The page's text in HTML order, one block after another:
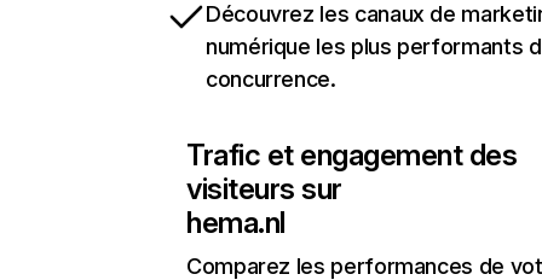
Découvrez les canaux de
numérique les plus performants
concurrence.
Trafic et engagement des
visiteurs sur
hema.nl
Comparez les performances de